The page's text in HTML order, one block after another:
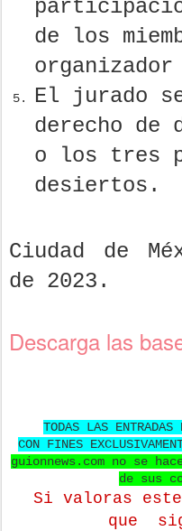
de los
El jurado
derecho de
o los tres
desiertos.
Ciudad de
de 2023.
Descarga las
TODAS LAS ENTRADAS
CON FINES
guionnews.com no se
de sus
Si valoras
que